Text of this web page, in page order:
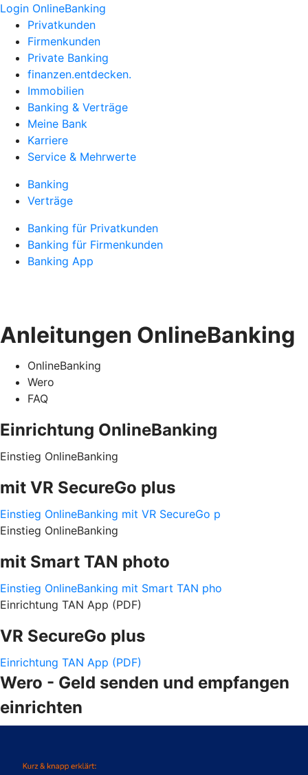
Login OnlineBanking
Privatkunden
Firmenkunden
Private Banking
finanzen.entdecken.
Immobilien
Banking & Verträge
Meine Bank
Karriere
Service & Mehrwerte
Banking
Verträge
Banking für Privatkunden
Banking für Firmenkunden
Banking App
Anleitungen OnlineBanking
OnlineBanking
Wero
FAQ
Einrichtung OnlineBanking
Einstieg OnlineBanking
mit VR SecureGo plus
Einstieg OnlineBanking mit VR SecureGo p
Einstieg OnlineBanking
mit Smart TAN photo
Einstieg OnlineBanking mit Smart TAN pho
Einrichtung TAN App (PDF)
VR SecureGo plus
Einrichtung TAN App (PDF)
Wero - Geld senden und empfangen
einrichten